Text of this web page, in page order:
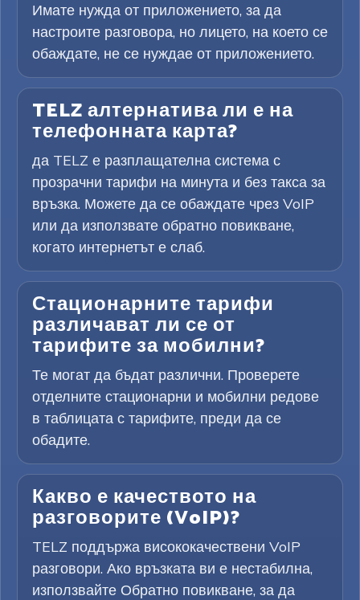
Имате нужда от приложението, за да
настроите разговора, но лицето, на което се
обаждате, не се нуждае от приложението.
TELZ алтернатива ли е на
телефонната карта?
да TELZ е разплащателна система с
прозрачни тарифи на минута и без такса за
връзка. Можете да се обаждате чрез VoIP
или да използвате обратно повикване,
когато интернетът е слаб.
Стационарните тарифи
различават ли се от
тарифите за мобилни?
Те могат да бъдат различни. Проверете
отделните стационарни и мобилни редове
в таблицата с тарифите, преди да се
обадите.
Какво е качеството на
разговорите (VoIP)?
TELZ поддържа висококачествени VoIP
разговори. Ако връзката ви е нестабилна,
използвайте Обратно повикване, за да